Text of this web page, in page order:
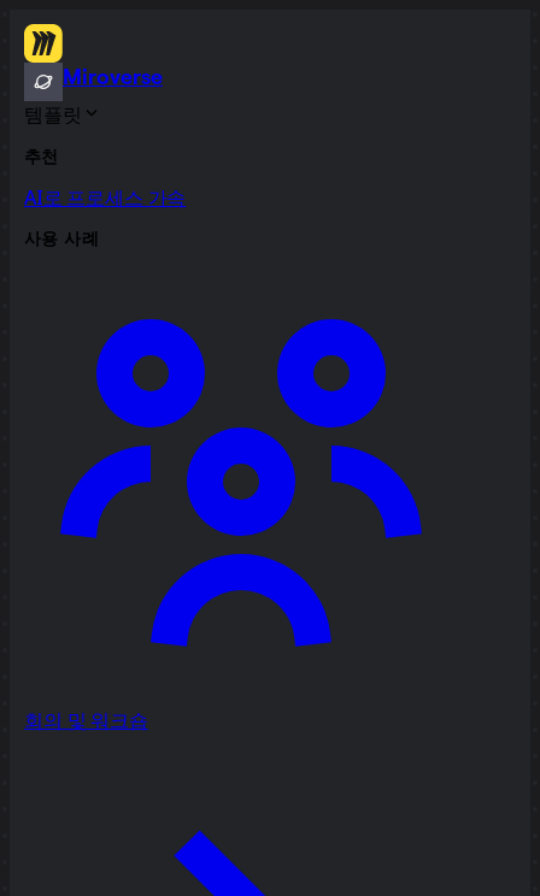
Miroverse
템플릿
추천
AI로 프로세스 가속
사용 사례
회의 및 워크숍